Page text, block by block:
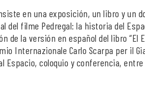
en una exposición, un libro y un
del filme Pedregal: la historia del
de la versión en español del libro “El
Internazionale Carlo Scarpa per il
Espacio, coloquio y conferencia,